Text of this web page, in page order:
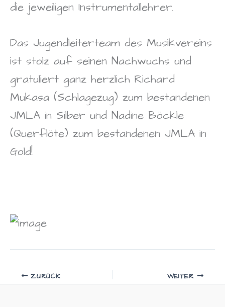
die jeweiligen Instrumentallehrer.
Das Jugendleiterteam des Musikvereins
ist stolz auf seinen Nachwuchs und
gratuliert ganz herzlich Richard
Mukasa (Schlagezug) zum bestandenen
JMLA in Silber und Nadine Böckle
(Querflöte) zum bestandenen JMLA in
Gold!
ZURÜCK WEITER